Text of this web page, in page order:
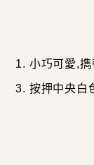
1. 小巧可愛,
3. 按押中央白